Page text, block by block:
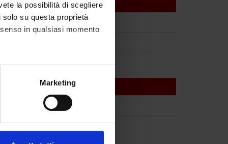
la possibilità di scegliere
su questa proprietà
in qualsiasi momento
metro,Marketing